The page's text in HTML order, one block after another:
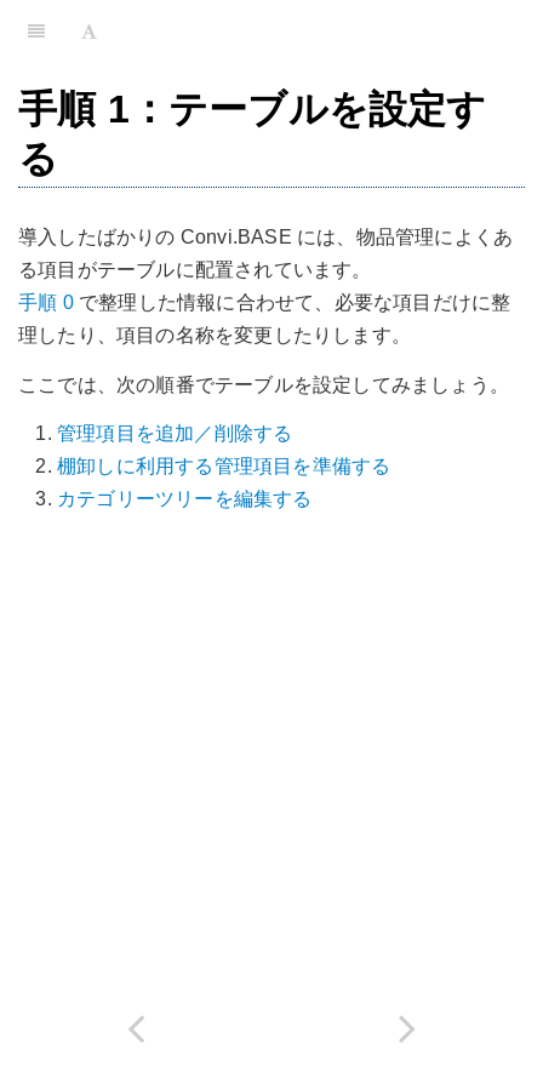
手順 1：テーブルを設定す
る
導入したばかりの Convi.BASE には、物品管理によくあ
る項目がテーブルに配置されています。
手順 0で整理した情報に合わせて、必要な項目だけに整
理したり、項目の名称を変更したりします。
ここでは、次の順番でテーブルを設定してみましょう。
管理項目を追加／削除する
棚卸しに利用する管理項目を準備する
カテゴリーツリーを編集する